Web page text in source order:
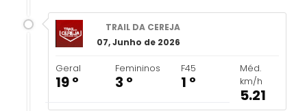
TRAIL DA CEREJA
07, Junho de 2026
Geral
19 º
Femininos
3 º
F45
1 º
Méd.
km/h
5.21